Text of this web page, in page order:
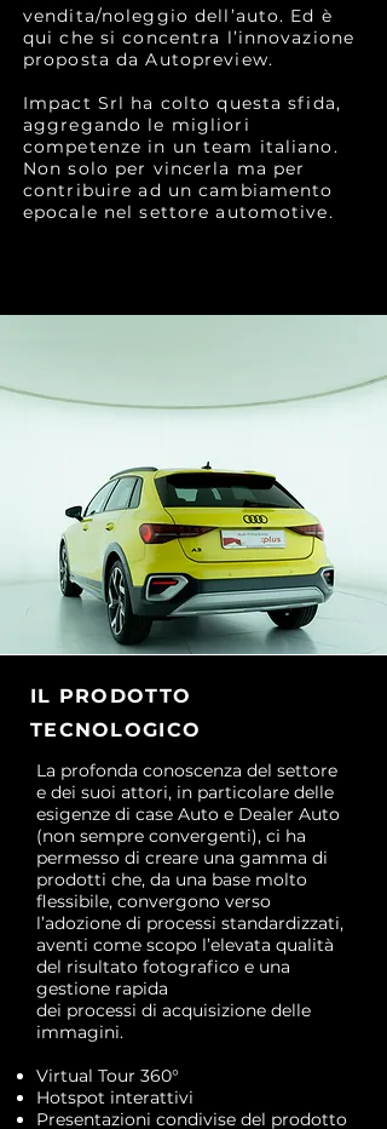
vendita/noleggio dell’auto. Ed è
qui che si concentra l’innovazione
proposta da Autopreview.
Impact Srl ha colto questa sfida,
aggregando le migliori
competenze in un team italiano.
Non solo per vincerla ma per
contribuire ad un cambiamento
epocale nel settore automotive.
IL PRODOTTO
TECNOLOGICO
La profonda conoscenza del settore
e dei suoi attori, in particolare delle
esigenze di case Auto e Dealer Auto
(non sempre convergenti), ci ha
permesso di creare una gamma di
prodotti che, da una base molto
flessibile, convergono verso
l’adozione di processi standardizzati,
aventi come scopo l’elevata qualità
del risultato fotografico e una
gestione rapida
dei processi di acquisizione delle
immagini.
Virtual Tour 360°
Hotspot interattivi
Presentazioni condivise del prodotto